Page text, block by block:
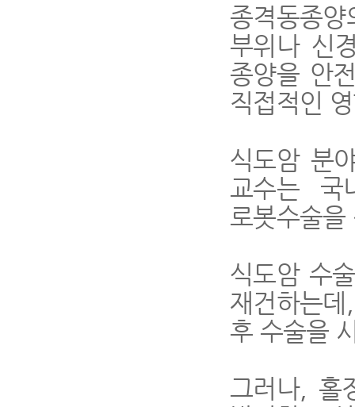
종격동종
부위나 신
종양을 안
직접적인
식도암 분
교수는 국
로봇수술을
식도암 수
재건하는데
후 수술을
그러나, 홀